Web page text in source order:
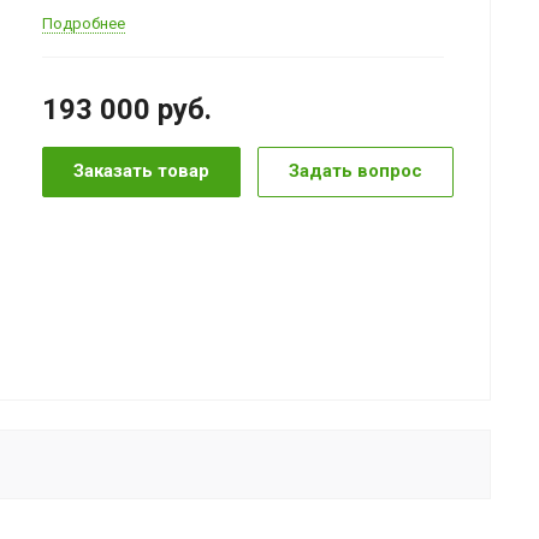
Подробнее
193 000 руб.
Заказать товар Задать вопрос